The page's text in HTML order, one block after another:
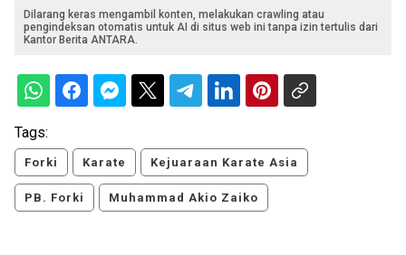
Dilarang keras mengambil konten, melakukan crawling atau
pengindeksan otomatis untuk AI di situs web ini tanpa izin tertulis dari
Kantor Berita ANTARA.
Tags:
Forki Karate Kejuaraan Karate Asia
PB. Forki Muhammad Akio Zaiko